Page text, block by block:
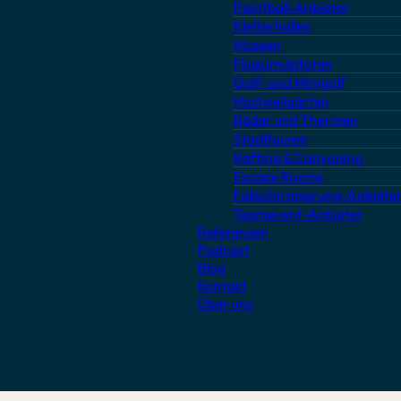
Paintball-Anbieter
Kletterhallen
Museen
Flugsimulatoren
Golf- und Minigolf
Hochseilgärten
Bäder und Thermen
Stadttouren
Rafting & Canyoning
Escape Rooms
Fallschirmsprung-
Teamevent-Anbieter
Referenzen
Podcast
Blog
Kontakt
Über uns